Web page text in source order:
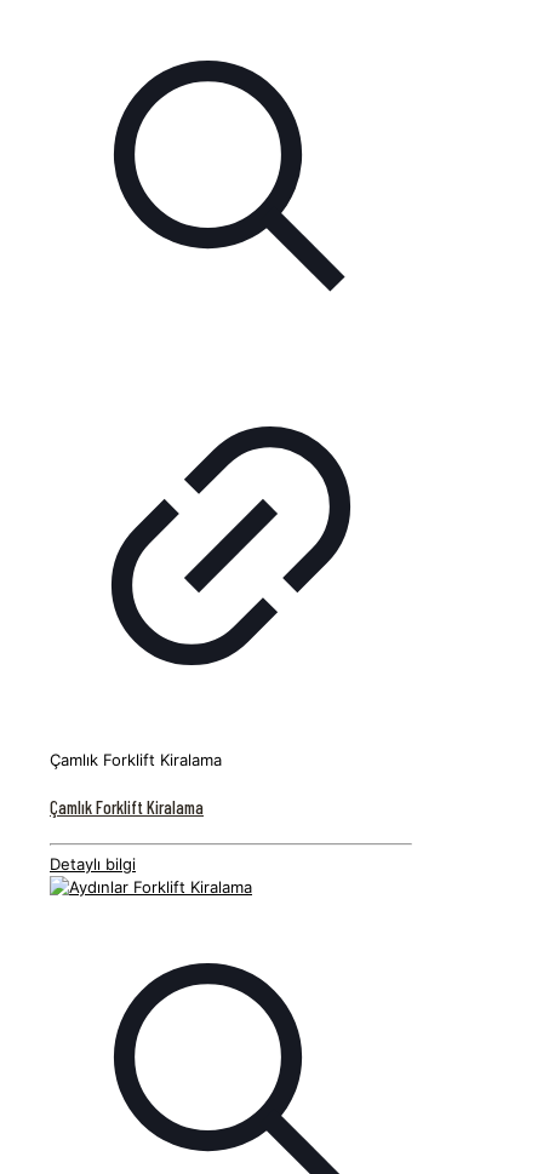
Çamlık Forklift Kiralama
Çamlık Forklift Kiralama
Detaylı bilgi